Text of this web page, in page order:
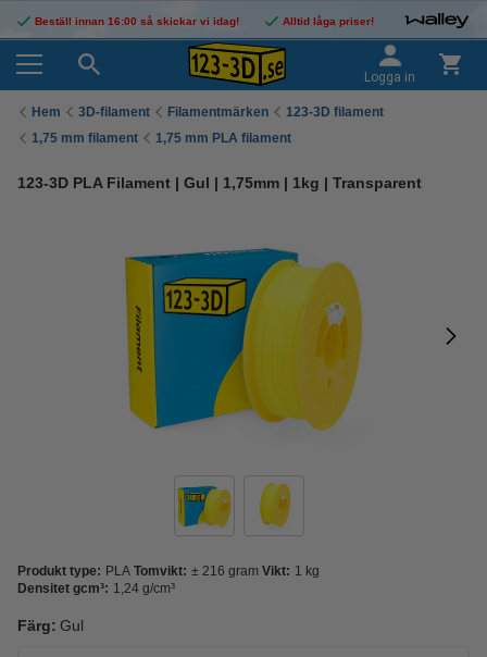
Beställ innan 16:00 så skickar vi idag! Alltid låga priser!
Logga in
Hem 3D-filament Filamentmärken
123-3D filament
1,75 mm filament
1,75 mm PLA filament
123-3D PLA Filament | Gul | 1,75mm | 1kg | Transparent
Produkt type: PLA Tomvikt: ± 216 gram Vikt: 1 kg
Densitet gcm³: 1,24 g/cm³
Färg: Gul